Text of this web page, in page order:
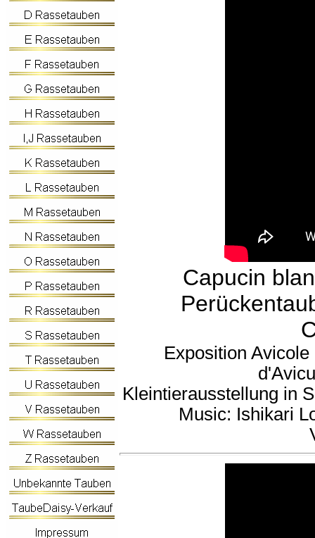
Capucin
Exposition
Kleintierausstellung in
Music: Ishikari